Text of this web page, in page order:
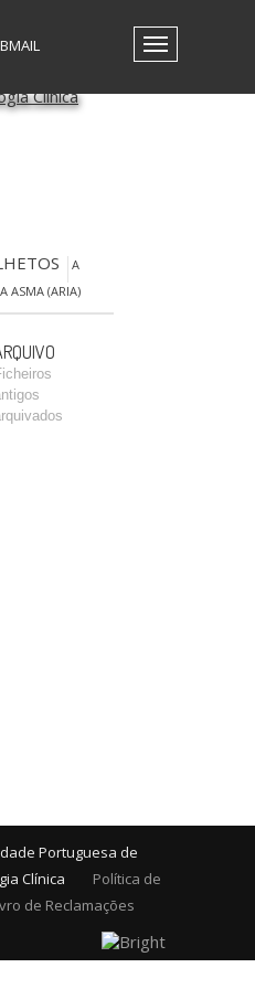
Toggle
GRUPOS DE INTERESSE
PATROCÍNIO CIENTÍFICO
CONTACTOS
A
ASMA (ARIA)
Portuguesa de
Clínica
Política de
de Reclamações